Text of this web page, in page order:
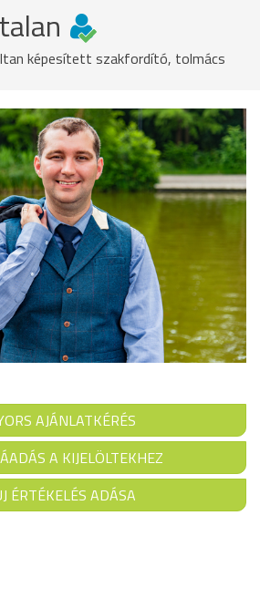
képesített szakfordító, tolmács
AJÁNLATKÉRÉS
A KIJELÖLTEKHEZ
ÉRTÉKELÉS ADÁSA